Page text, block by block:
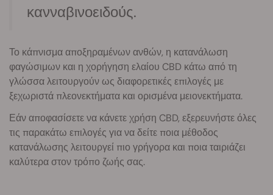
κανναβινοειδούς.
Το κάπνισμα αποξηραμένων ανθών, η κατανάλωση
φαγώσιμων και η χορήγηση ελαίου CBD κάτω από τη
γλώσσα λειτουργούν ως διαφορετικές επιλογές με
ξεχωριστά πλεονεκτήματα και ορισμένα μειονεκτήματα.
Εάν αποφασίσετε να κάνετε χρήση CBD, εξερευνήστε όλες
τις παρακάτω επιλογές για να δείτε ποια μέθοδος
κατανάλωσης λειτουργεί πιο γρήγορα και ποια ταιριάζει
καλύτερα στον τρόπο ζωής σας.